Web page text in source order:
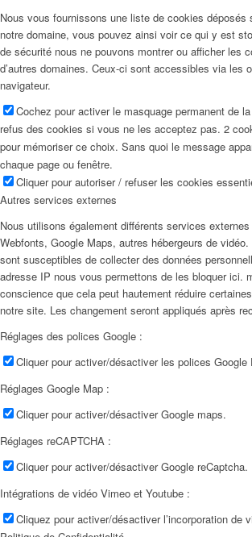
Nous vous fournissons une liste de cookies déposés
notre domaine, vous pouvez ainsi voir ce qui y est
de sécurité nous ne pouvons montrer ou afficher les
d’autres domaines. Ceux-ci sont accessibles via les
navigateur.
Cochez pour activer le masquage permanent de
refus des cookies si vous ne les acceptez pas. 2
pour mémoriser ce choix. Sans quoi le message
chaque page ou fenêtre.
Cliquer pour autoriser / refuser les cookies
Autres services externes
Nous utilisons également différents services
Webfonts, Google Maps, autres hébergeurs de
sont susceptibles de collecter des données
adresse IP nous vous permettons de les bloquer ici.
conscience que cela peut hautement réduire
notre site. Les changement seront appliqués après
Réglages des polices Google :
Cliquer pour activer/désactiver les polices Google
Réglages Google Map :
Cliquer pour activer/désactiver Google maps.
Réglages reCAPTCHA :
Cliquer pour activer/désactiver Google reCaptcha.
Intégrations de vidéo Vimeo et Youtube :
Cliquez pour activer/désactiver l’incorporation de